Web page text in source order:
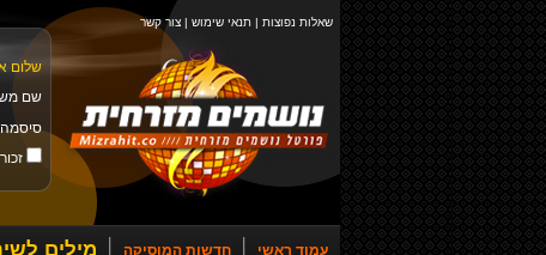
שאלות נפוצות | תנאי שימוש | צור קשר
שלום
שם
סיסמה
עמוד ראשי חדשות המוסיקה מילים